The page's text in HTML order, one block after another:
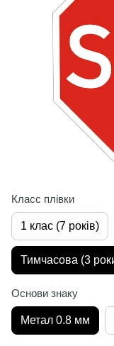
Класс плівки
1 клас (7 років)
Тимчасова (3
Основи знаку
Метал 0.8 мм